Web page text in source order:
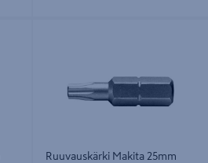
Ruuvauskärki Makita 25mm